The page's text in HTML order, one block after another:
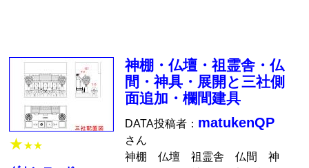
★★★
神棚・仏壇・祖霊舎・仏
間・神具・展開と三社側
面追加・欄間建具
DATA投稿者： matukenQP
さん
神棚 仏壇 祖霊舎 仏間 神